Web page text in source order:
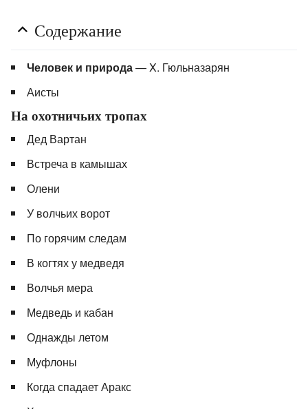
Содержание
Человек и природа— X. Гюльназарян
Аисты
На охотничьих тропах
Дед Вартан
Встреча в камышах
Олени
У волчьих ворот
По горячим следам
В когтях у медведя
Волчья мера
Медведь и кабан
Однажды летом
Муфлоны
Когда спадает Аракс